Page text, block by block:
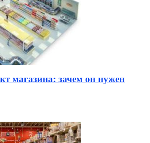
магазина: зачем он нужен